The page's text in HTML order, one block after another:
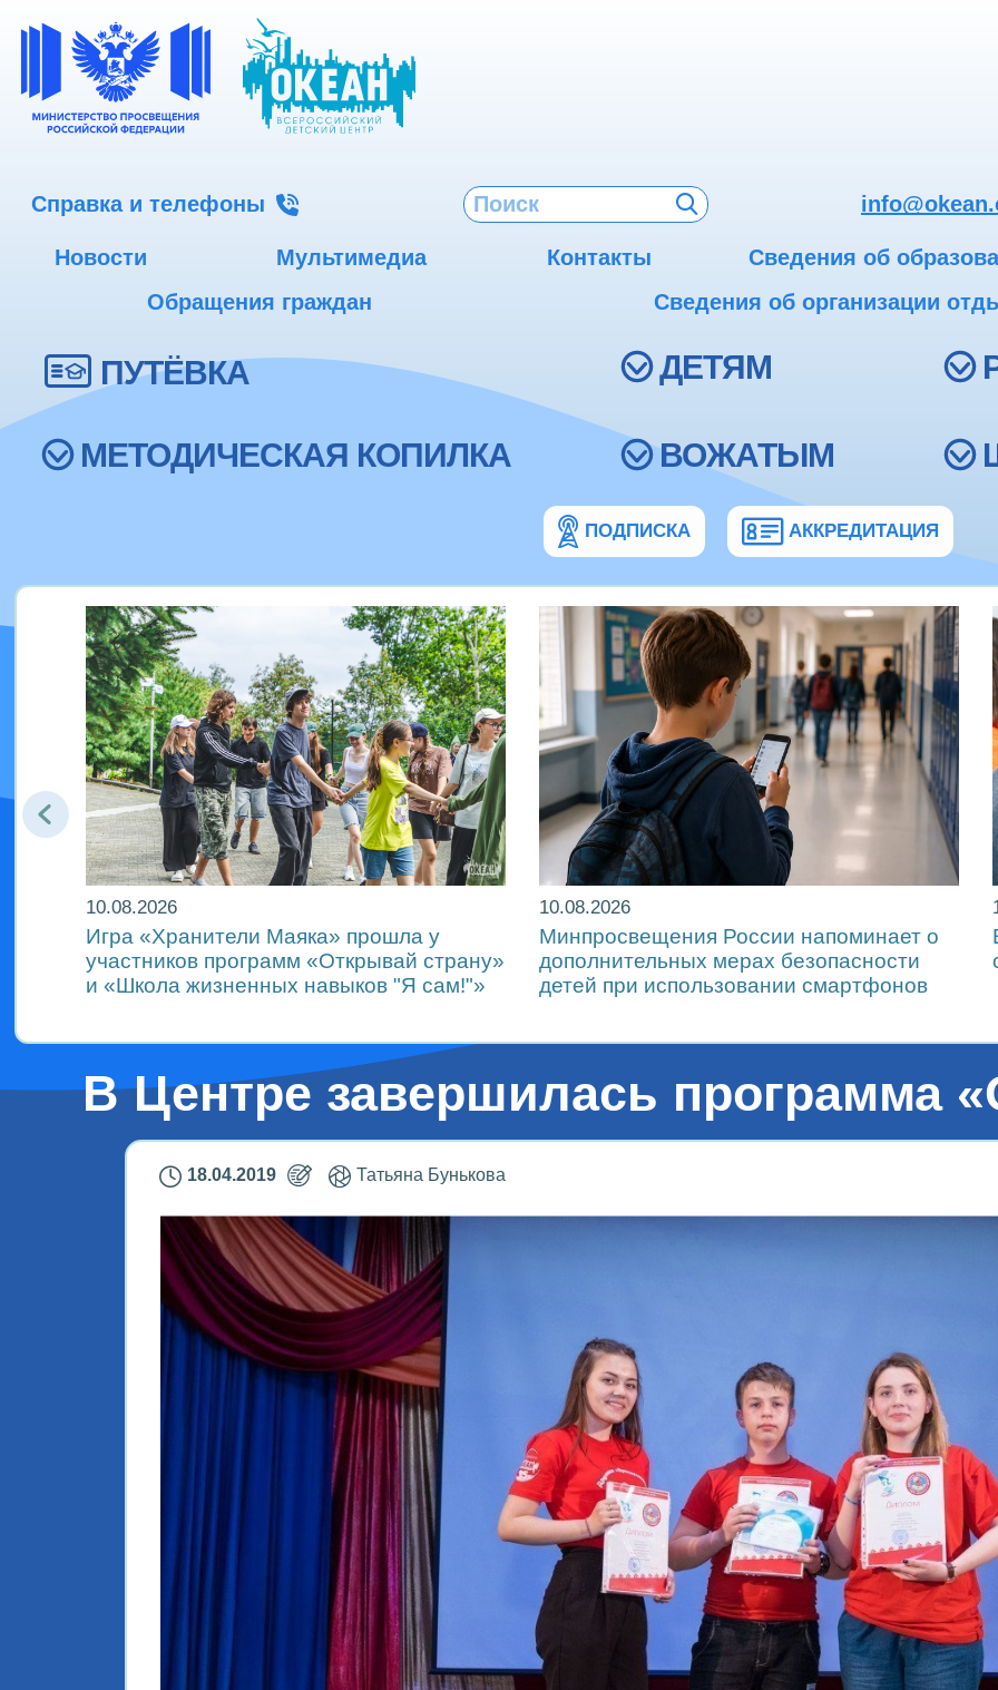
Справка и телефоны
Новости Мультимедиа Контакты Сведения об
Обращения граждан
Сведения об организации
ПУТЁВКА ДЕТЯМ
МЕТОДИЧЕСКАЯ КОПИЛКА ВОЖАТЫМ
ПОДПИСКА АККРЕДИТАЦИЯ
10.08.2026
Игра «Хранители Маяка» прошла у
участников программ «Открывай страну»
и «Школа жизненных навыков "Я сам!"»
10.08.2026
Минпросвещения России напоминает о
дополнительных мерах безопасности
детей при использовании смартфонов
В Центре завершилась программа
18.04.2019 Татьяна Бунькова